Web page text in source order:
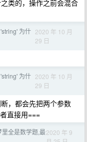
类的，操作之前会混合
为什 2020 年 10 月
29 日
为什 2020 年 10 月
29 日
，都会先把两个参数
直接用===
里全是数学题,最2020 年 9